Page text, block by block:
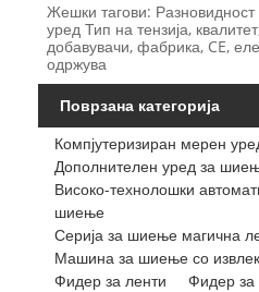
Жешки тагови:
уред Тип на тензија,
добавувачи, фабрика, CE,
одржува
Поврзана категорија
Компјутеризиран мерен
Дополнителен уред за
Високо-технолошки
шиење
Серија за шиење магична
Машина за шиење со
Фидер за ленти
Фидер